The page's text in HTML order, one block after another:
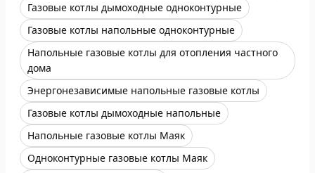
Газовые котлы дымоходные одноконтурные
Газовые котлы напольные одноконтурные
Напольные газовые котлы для отопления частного
дома
Энергонезависимые напольные газовые котлы
Газовые котлы дымоходные напольные
Напольные газовые котлы Маяк
Одноконтурные газовые котлы Маяк